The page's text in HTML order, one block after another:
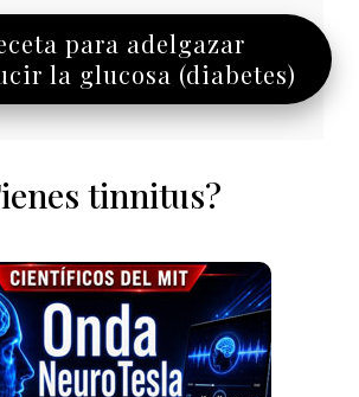
para adelgazar
la glucosa (diabetes)
tinnitus?